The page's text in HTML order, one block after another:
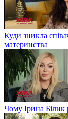
Куди зникла
материнства
Чому Ірина Білик